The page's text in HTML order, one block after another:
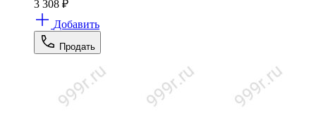
3 308 ₽
Добавить
Продать